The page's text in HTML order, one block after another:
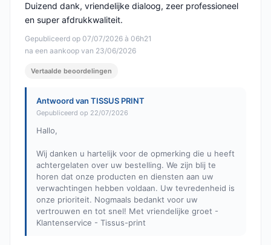
Gepubliceerd op 07/07/2026 à 06h21
na een aankoop van 23/06/2026
Duizend dank, vriendelijke dialoog, zeer professioneel
en super afdrukkwaliteit.
Vertaalde beoordelingen
Antwoord van TISSUS PRINT
Gepubliceerd op 22/07/2026
Hallo,
Wij danken u hartelijk voor de opmerking die u heeft
achtergelaten over uw bestelling. We zijn blij te
horen dat onze producten en diensten aan uw
verwachtingen hebben voldaan. Uw tevredenheid is
onze prioriteit. Nogmaals bedankt voor uw
vertrouwen en tot snel! Met vriendelijke groet -
Klantenservice - Tissus-print